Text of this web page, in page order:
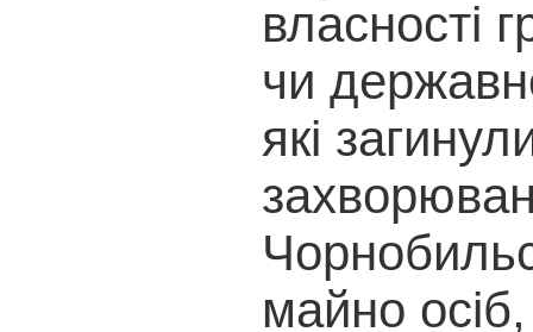
власності
чи
які
майно